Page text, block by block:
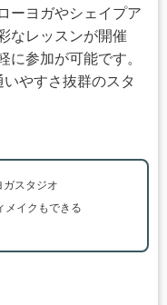
ーヨガやシェイプア
なレッスンが開催
に参加が可能です。
やすさ抜群のスタ
スタジオ
メイクもできる